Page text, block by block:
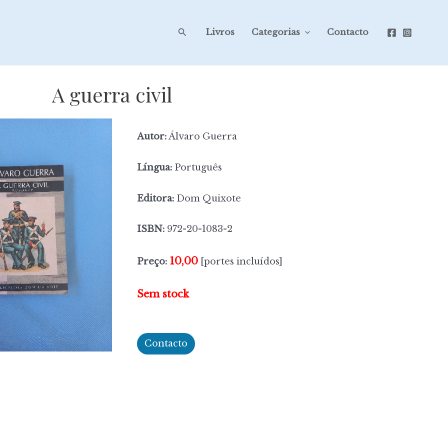
SearchLivros Categorias Contacto
A guerra civil
Autor:Álvaro Guerra
Língua: Português
Editora: Dom Quixote
ISBN: 972-20-1083-2
Preço: 10,00 [portes incluídos]
Sem stock
Contacto